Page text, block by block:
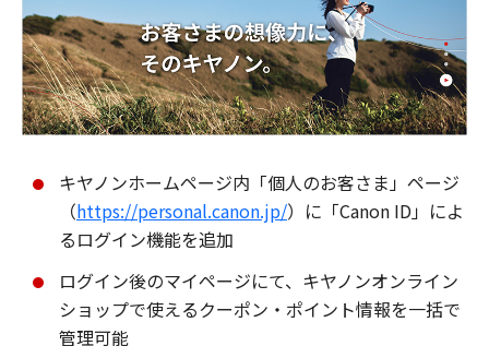
キヤノンホームページ内「個人のお客さま」ページ
（https://personal.canon.jp/）に「Canon ID」によ
るログイン機能を追加
ログイン後のマイページにて、キヤノンオンライン
ショップで使えるクーポン・ポイント情報を一括で
管理可能